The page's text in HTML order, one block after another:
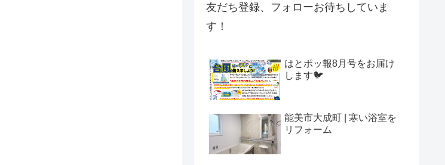
友だち登録、フォローお待ちしていま
す！
はとポッ報8月号をお届け
します🐦
能美市大成町 | 寒い浴室を
リフォーム